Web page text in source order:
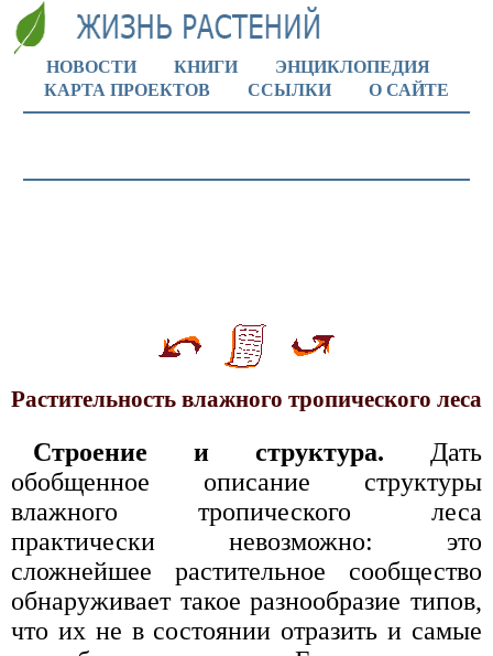
НОВОСТИ КНИГИ
ЭНЦИКЛОПЕДИЯ
КАРТА ПРОЕКТОВ
ССЫЛКИ О САЙТЕ
Растительность влажного тропического леса
Строение и структура. Дать
обобщенное описание структуры
влажного тропического леса
практически невозможно: это
сложнейшее растительное сообщество
обнаруживает такое разнообразие типов,
что их не в состоянии отразить и самые